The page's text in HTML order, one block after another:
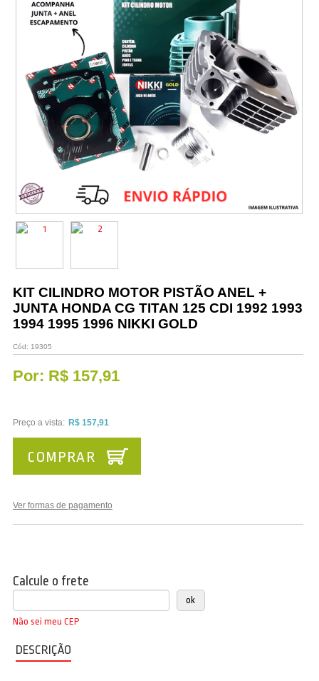
Vestuário
Promoções
KIT CILINDRO MOTOR PISTÃO ANEL +
JUNTA HONDA CG TITAN 125 CDI 1992 1993
1994 1995 1996 NIKKI GOLD
Cód: 19305
Por: R$ 157,91
Preço a vista: R$ 157,91
Ver formas de pagamento
COMPRAR
Calcule o frete
Não sei meu CEP
DESCRIÇÃO